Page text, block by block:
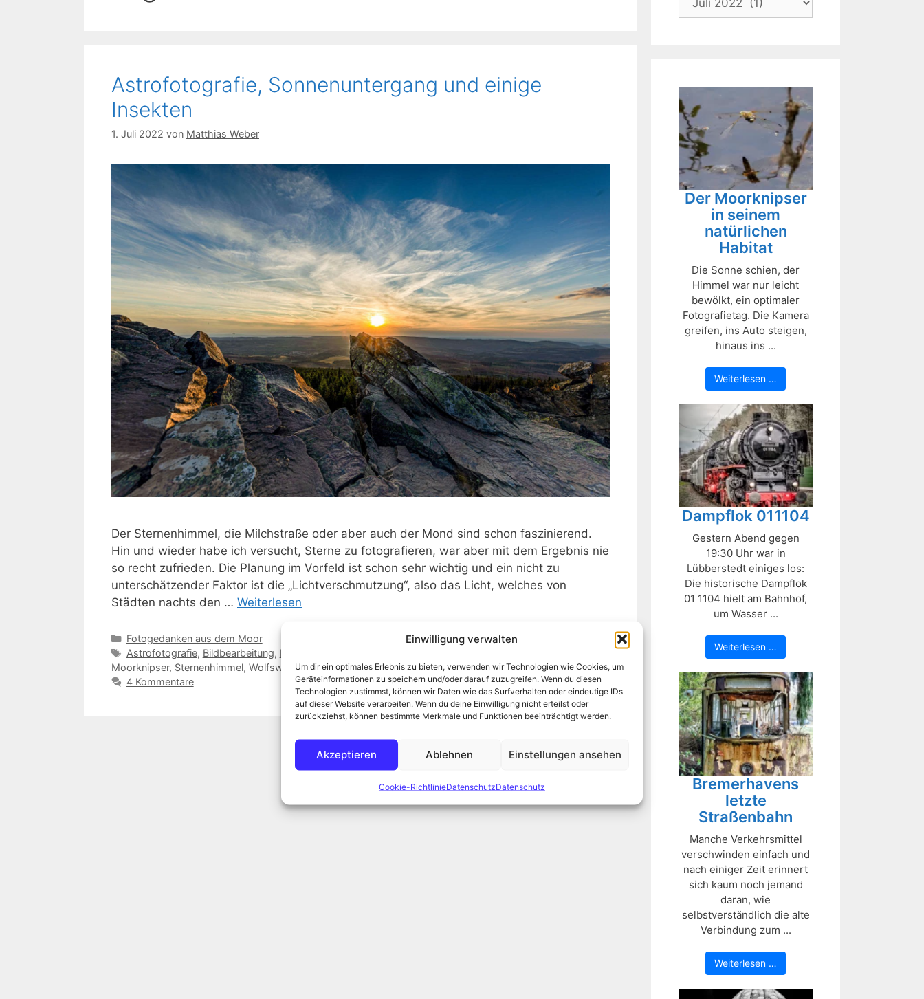
Einwilligung verwalten
Um dir ein optimales Erlebnis zu bieten, verwenden wir Technologien wie Cookies, um
Geräteinformationen zu speichern und/oder darauf zuzugreifen. Wenn du diesen
Technologien zustimmst, können wir Daten wie das Surfverhalten oder eindeutige IDs
auf dieser Website verarbeiten. Wenn du deine Einwilligung nicht erteilst oder
zurückziehst, können bestimmte Merkmale und Funktionen beeinträchtigt werden.
Akzeptieren Ablehnen Einstellungen ansehen
Cookie-RichtlinieDatenschutzDatenschutz
Astrofotografie, Sonnenuntergang und einige
Insekten
1. Juli 2022 von Matthias Weber
Der Sternenhimmel, die Milchstraße oder aber auch der Mond sind schon faszinierend.
Hin und wieder habe ich versucht, Sterne zu fotografieren, war aber mit dem Ergebnis nie
so recht zufrieden. Die Planung im Vorfeld ist schon sehr wichtig und ein nicht zu
unterschätzender Faktor ist die „Lichtverschmutzung“, also das Licht, welches von
Städten nachts den … Weiterlesen
Kategorien
Fotogedanken aus dem Moor
Schlagwörter
Astrofotografie, Bildbearbeitung, Blog
Moorknipser, Sternenhimmel, Wolfswarte
4 Kommentare
Der Moorknipser
in seinem
natürlichen
Habitat
Die Sonne schien, der
Himmel war nur leicht
bewölkt, ein optimaler
Fotografietag. Die Kamera
greifen, ins Auto steigen,
hinaus ins ...
Weiterlesen …
Dampflok 011104
Gestern Abend gegen
19:30 Uhr war in
Lübberstedt einiges los:
Die historische Dampflok
01 1104 hielt am Bahnhof,
um Wasser ...
Weiterlesen …
Bremerhavens
letzte
Straßenbahn
Manche Verkehrsmittel
verschwinden einfach und
nach einiger Zeit erinnert
sich kaum noch jemand
daran, wie
selbstverständlich die alte
Verbindung zum ...
Weiterlesen …